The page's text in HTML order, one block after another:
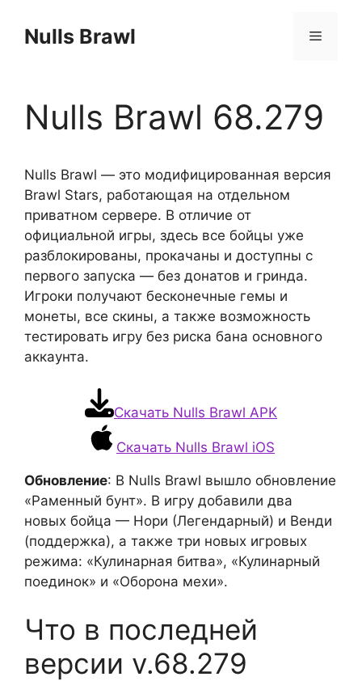
содержимому
Nulls Brawl Меню
Nulls Brawl 68.279
Nulls Brawl — это модифицированная версия
Brawl Stars, работающая на отдельном
приватном сервере. В отличие от
официальной игры, здесь все бойцы уже
разблокированы, прокачаны и доступны с
первого запуска — без донатов и гринда.
Игроки получают бесконечные гемы и
монеты, все скины, а также возможность
тестировать игру без риска бана основного
аккаунта.
Скачать Nulls Brawl APK
Скачать Nulls Brawl iOS
Обновление: В Nulls Brawl вышло обновление
«Раменный бунт». В игру добавили два
новых бойца — Нори (Легендарный) и Венди
(поддержка), а также три новых игровых
режима: «Кулинарная битва», «Кулинарный
поединок» и «Оборона мехи».
Что в последней
версии v.68.279